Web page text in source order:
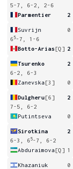
5-7, 6-2, 2-6
Parmentier
2
Suvrijn
0
6 5-7, 1-6
Botto-Arias [Q] 2
Tsurenko
2
6-2, 6-3
Zanevska [3] 0
Dulgheru[6]
2
7-5, 6-2
Putintseva
0
Sirotkina
2
6-3, 6 5-7, 6-2
Abduraimova [Q] 1
Khazaniuk
0